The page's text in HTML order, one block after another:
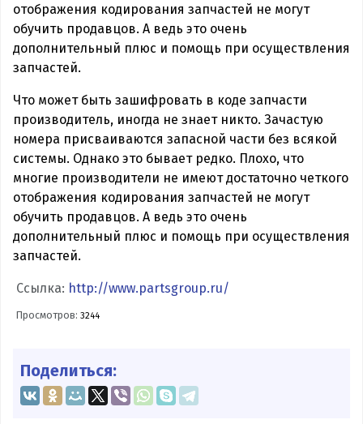
отображения кодирования запчастей не могут
обучить продавцов. А ведь это очень
дополнительный плюс и помощь при осуществления
запчастей.
Что может быть зашифровать в коде запчасти
производитель, иногда не знает никто. Зачастую
номера присваиваются запасной части без всякой
системы. Однако это бывает редко. Плохо, что
многие производители не имеют достаточно четкого
отображения кодирования запчастей не могут
обучить продавцов. А ведь это очень
дополнительный плюс и помощь при осуществления
запчастей.
Ссылка: http://www.partsgroup.ru/
Просмотров:3244
Поделиться: